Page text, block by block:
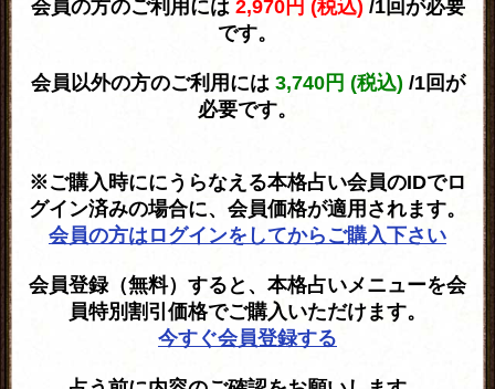
会員の方のご利用には 2,970円 (税込) /1回が必要
です。
会員以外の方のご利用には 3,740円 (税込) /1回が
必要です。
※ご購入時ににうらなえる本格占い会員のIDでロ
グイン済みの場合に、会員価格が適用されます。
会員の方はログインをしてからご購入下さい
会員登録（無料）すると、本格占いメニューを会
員特別割引価格でご購入いただけます。
今すぐ会員登録する